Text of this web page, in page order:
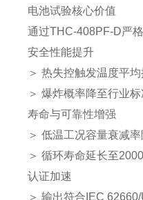
电池试验核心价值
通过THC-408PF-D严
安全性能提升
＞ 热失控触发温度平
＞ 爆炸概率降至行业
寿命与可靠性增强
＞ 低温工况容量衰减
＞ 循环寿命延长至
认证加速
＞ 输出符合IEC